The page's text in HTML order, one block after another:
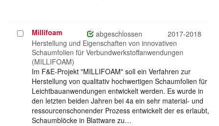
Projekt
auswählen
Millifoam abgeschlossen
2017-2018
Herstellung und Eigenschaften von innovativen
Schaumfolien für Verbundwerkstoffanwendungen
(MILLIFOAM)
Im F&E-Projekt "MILLIFOAM" soll ein Verfahren zur
Herstellung von qualitativ hochwertigen Schaumfolien für
Leichtbauanwendungen entwickelt werden. Es wurde in
den letzten beiden Jahren bei 4a ein sehr material- und
ressourcenschonender Prozess entwickelt der es erlaubt,
Schaumblöcke in Blattware zu…